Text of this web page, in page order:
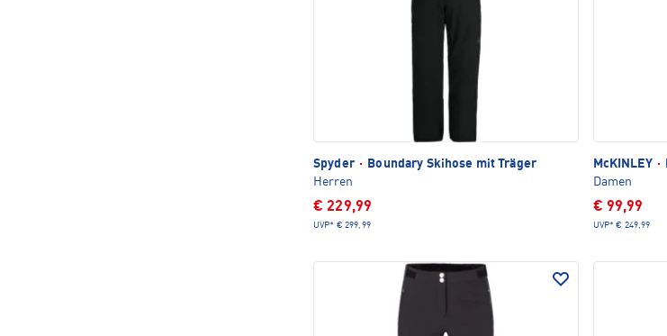
Spyder ·
Boundary Skihose mit Träger
Herren
€ 229,99
UVP* € 299,99
McKINLEY ·
Damen
€ 99,99
UVP* € 249,99